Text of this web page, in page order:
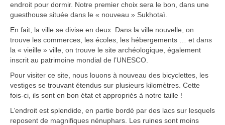
Paludisme au Cambodge
Les articles du Cambodge
France
Carte de la France
Notre région, la Normandie
Ville : Paris
endroit pour dormir. Notre premier choix sera le bon, dans une
guesthouse située dans le « nouveau » Sukhotaï.
En fait, la ville se divise en deux. Dans la ville nouvelle, on
trouve les commerces, les écoles, les hébergements … et dans
la « vieille » ville, on trouve le site archéologique, également
inscrit au patrimoine mondial de l’UNESCO.
Pour visiter ce site, nous louons à nouveau des bicyclettes, les
vestiges se trouvant étendus sur plusieurs kilomètres. Cette
fois-ci, ils sont en bon état et appropriés à notre taille !
L’endroit est splendide, en partie bordé par des lacs sur lesquels
reposent de magnifiques nénuphars. Les ruines sont moins